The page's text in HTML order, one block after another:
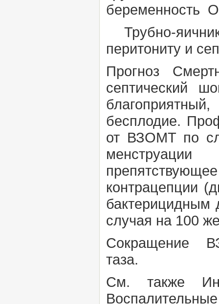
беременность
Трубно-
перитониту и
Прогноз
септический
бесплодие.
от ВЗОМТ по
менструации
контрацепции
случая на 100
Сокращение
таза.
См. также